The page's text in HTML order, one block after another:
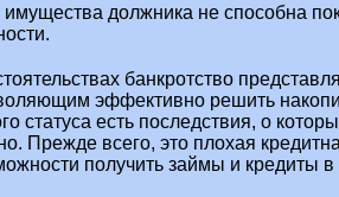
имущества должника не способна
банкротство
эффективно решить
статуса есть последствия, о
Прежде всего, это плохая
получить займы и кредиты